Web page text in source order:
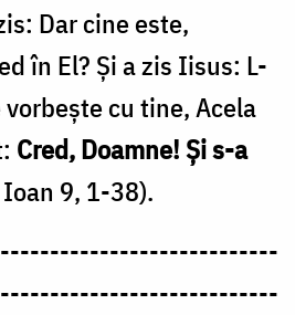
Dar cine este,
în El? Și a zis Iisus: L-
cu tine, Acela
Cred, Doamne! Și s-a
Ioan 9, 1-38).